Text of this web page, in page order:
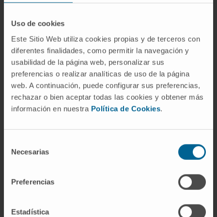
Uso de cookies
Este Sitio Web utiliza cookies propias y de terceros con
diferentes finalidades, como permitir la navegación y
usabilidad de la página web, personalizar sus
preferencias o realizar analíticas de uso de la página
web. A continuación, puede configurar sus preferencias,
rechazar o bien aceptar todas las cookies y obtener más
información en nuestra Política de Cookies.
Necesarias
Preferencias
Estadística
también perteneciente al
Oncología del Cima.
Esta investigación va a permitir a los
investigadores anticipar el resultado del
tratamiento con inmunoterapias de próxima
generación e imitar en el laboratorio
situaciones clínicas asociadas a los peores
resistencia terapéutica adquirida. “Este escenario
investigación de nuevas estrategias terapéuticas